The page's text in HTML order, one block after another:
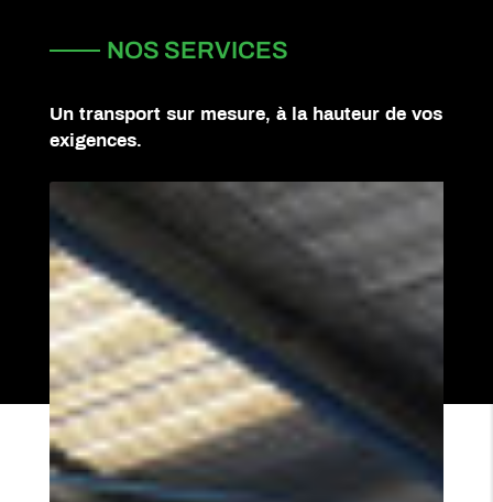
NOS SERVICES
Un transport sur mesure, à la hauteur de vos
exigences.